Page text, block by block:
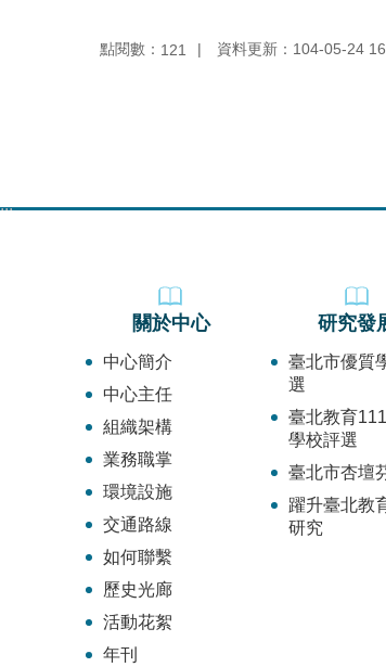
點閱數： 121 資料更新：104-05-24
:::
關於中心
中心簡介
中心主任
組織架構
業務職掌
環境設施
交通路線
如何聯繫
歷史光廊
活動花絮
年刊
研究發
臺北市優質
選
臺北教育
學校評選
臺北市杏壇
躍升臺北教
研究